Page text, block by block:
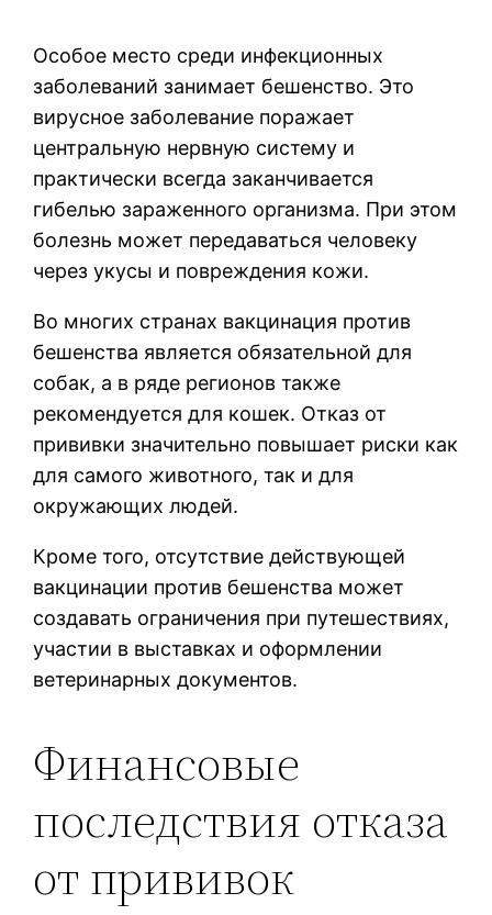
Особое место среди инфекционных
заболеваний занимает бешенство. Это
вирусное заболевание поражает
центральную нервную систему и
практически всегда заканчивается
гибелью зараженного организма. При этом
болезнь может передаваться человеку
через укусы и повреждения кожи.
Во многих странах вакцинация против
бешенства является обязательной для
собак, а в ряде регионов также
рекомендуется для кошек. Отказ от
прививки значительно повышает риски как
для самого животного, так и для
окружающих людей.
Кроме того, отсутствие действующей
вакцинации против бешенства может
создавать ограничения при путешествиях,
участии в выставках и оформлении
ветеринарных документов.
Финансовые
последствия отказа
от прививок